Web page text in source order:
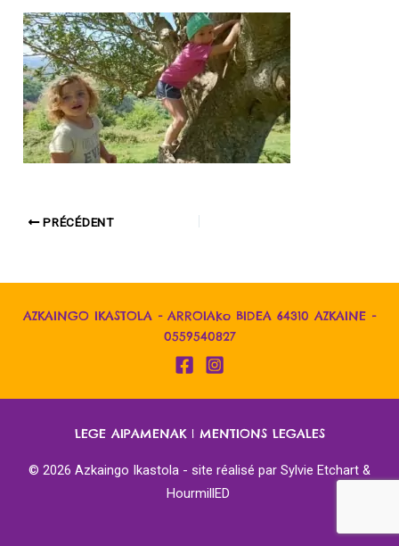
PRÉCÉDENT
AZKAINGO IKASTOLA - ARROIAko BIDEA 64310 AZKAINE -
0559540827
LEGE AIPAMENAK| MENTIONS LEGALES
© 2026 Azkaingo Ikastola - site réalisé par Sylvie Etchart &
HourmillED